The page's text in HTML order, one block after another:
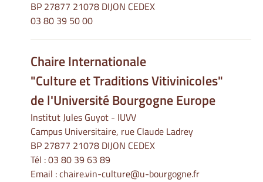
BP 27877 21078 DIJON CEDEX
03 80 39 50 00
Chaire Internationale
"Culture et Traditions Vitivinicoles"
de l'Université Bourgogne Europe
Institut Jules Guyot - IUVV
Campus Universitaire, rue Claude Ladrey
BP 27877 21078 DIJON CEDEX
Tél :03 80 39 63 89
Email :chaire.vin-culture@u-bourgogne.fr